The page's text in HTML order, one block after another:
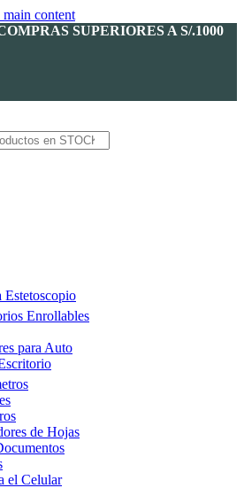
content
SUPERIORES A S/.1000
Estetoscopio
Enrollables
para Auto
de Hojas
el Celular